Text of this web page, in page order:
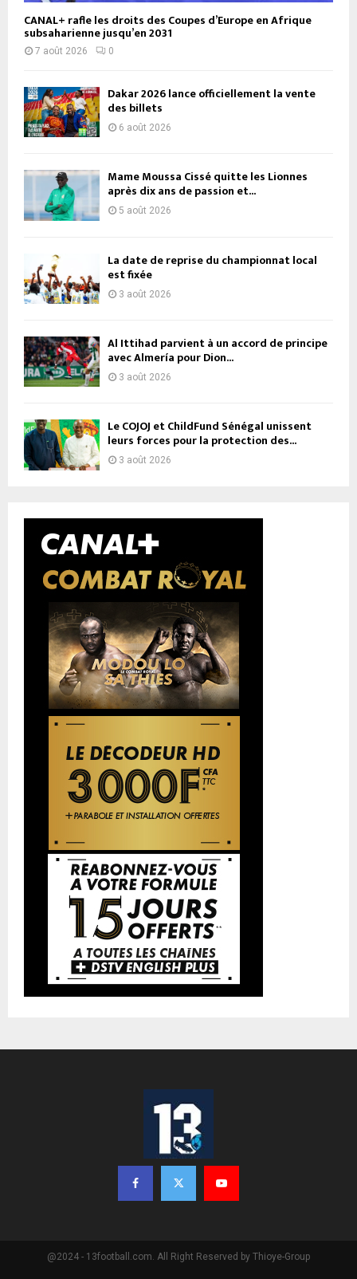
CANAL+ rafle les droits des Coupes d’Europe en Afrique
subsaharienne jusqu’en 2031
7 août 2026 0
Dakar 2026 lance officiellement la vente
des billets
6 août 2026
Mame Moussa Cissé quitte les Lionnes
après dix ans de passion et...
5 août 2026
La date de reprise du championnat local
est fixée
3 août 2026
Al Ittihad parvient à un accord de principe
avec Almería pour Dion...
3 août 2026
Le COJOJ et ChildFund Sénégal unissent
leurs forces pour la protection des...
3 août 2026
@2024 - 13football.com. All Right Reserved by Thioye-Group